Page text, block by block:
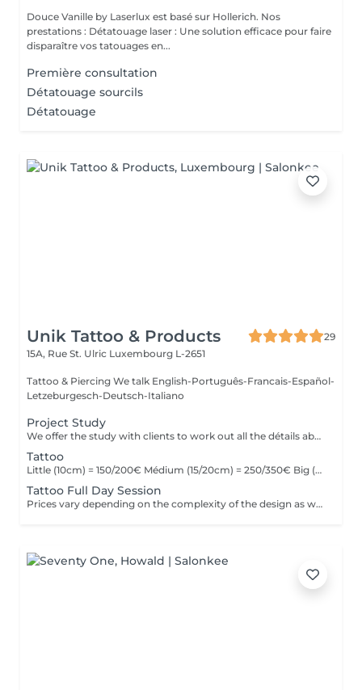
Douce Vanille by Laserlux est basé sur Hollerich. Nos
prestations : Détatouage laser : Une solution efficace pour faire
disparaître vos tatouages en...
Première consultation
Détatouage sourcils
Détatouage
Unik Tattoo & Products
29
15A, Rue St. Ulric Luxembourg L-2651
Tattoo & Piercing We talk English-Português-Francais-Español-
Letzeburgesch-Deutsch-Italiano
Project Study
We offer the study with clients to work out all the détails about their tattoo.
Tattoo
Little (10cm) = 150/200€ Médium (15/20cm) = 250/350€ Big (25cm/+) = start at 400€ Custom quotes per project! The prices vary depending on the complexity of the design as well as the área to be tattoed!
Tattoo Full Day Session
Prices vary depending on the complexity of the design as well as the área to be tattoed.